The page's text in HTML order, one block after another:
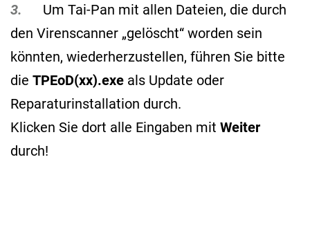
3. Um Tai-Pan mit allen Dateien, die durch
den Virenscanner „gelöscht“ worden sein
könnten, wiederherzustellen, führen Sie bitte
die TPEoD(xx).exe als Update oder
Reparaturinstallation durch.
Klicken Sie dort alle Eingaben mit Weiter
durch!